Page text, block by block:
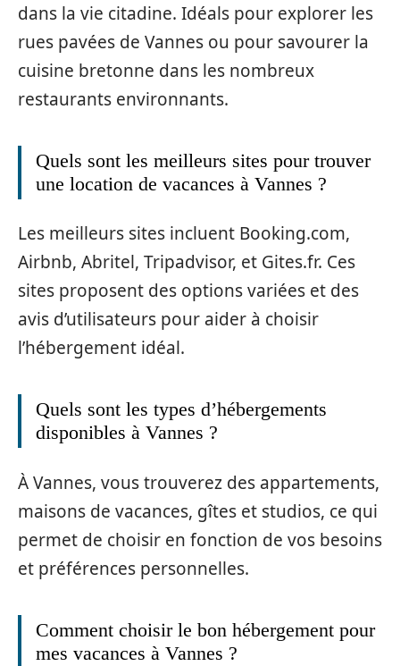
dans la vie citadine. Idéals pour explorer les
rues pavées de Vannes ou pour savourer la
cuisine bretonne dans les nombreux
restaurants environnants.
Quels sont les meilleurs sites pour trouver
une location de vacances à Vannes ?
Les meilleurs sites incluent Booking.com,
Airbnb, Abritel, Tripadvisor, et Gites.fr. Ces
sites proposent des options variées et des
avis d’utilisateurs pour aider à choisir
l’hébergement idéal.
Quels sont les types d’hébergements
disponibles à Vannes ?
À Vannes, vous trouverez des appartements,
maisons de vacances, gîtes et studios, ce qui
permet de choisir en fonction de vos besoins
et préférences personnelles.
Comment choisir le bon hébergement pour
mes vacances à Vannes ?